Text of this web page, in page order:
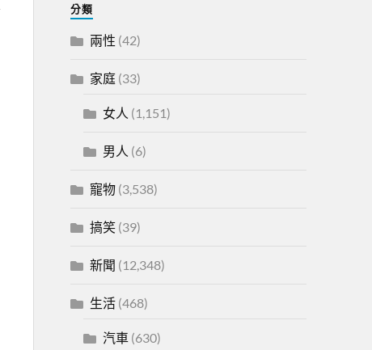
分類
兩性 (42)
家庭(33)
女人 (1,151)
男人 (6)
寵物(3,538)
搞笑(39)
新聞 (12,348)
生活(468)
汽車(630)